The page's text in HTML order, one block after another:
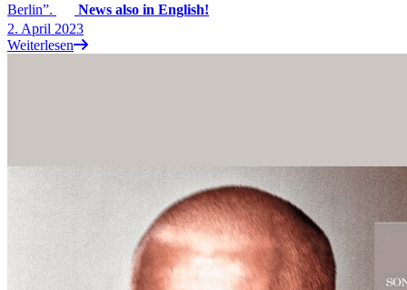
Berlin”.
News also in English!
2. April 2023
Weiterlesen